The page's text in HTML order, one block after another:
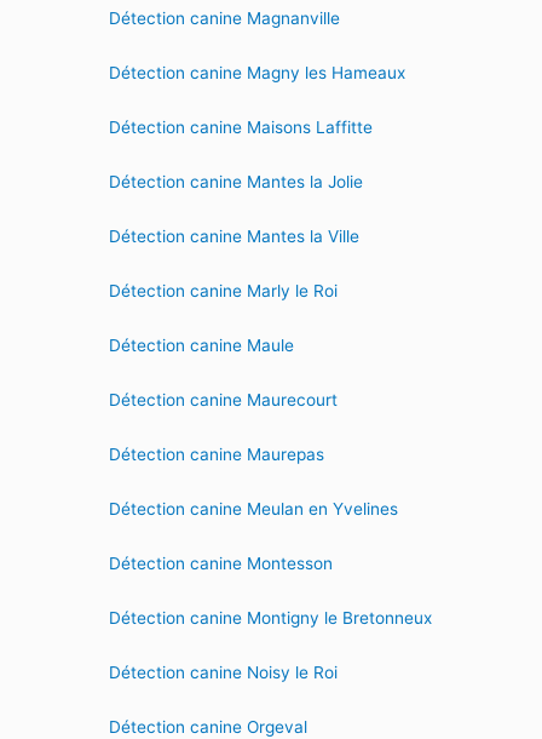
Détection canine Magnanville
Détection canine Magny les Hameaux
Détection canine Maisons Laffitte
Détection canine Mantes la Jolie
Détection canine Mantes la Ville
Détection canine Marly le Roi
Détection canine Maule
Détection canine Maurecourt
Détection canine Maurepas
Détection canine Meulan en Yvelines
Détection canine Montesson
Détection canine Montigny le Bretonneux
Détection canine Noisy le Roi
Détection canine Orgeval